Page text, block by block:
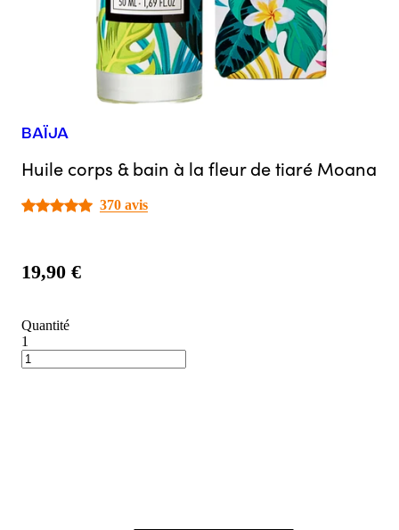
BAÏJA
Huile corps & bain à la fleur de tiaré Moana
370 avis
19,90 €
Quantité
1